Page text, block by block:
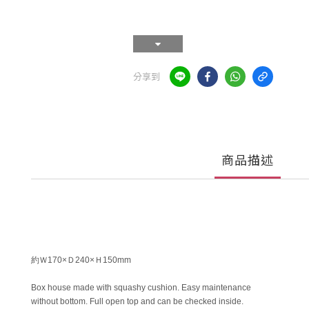
分享到
商品描述
約Ｗ170×Ｄ240×Ｈ150mm
Box house made with squashy cushion. Easy maintenance
without bottom. Full open top and can be checked inside.